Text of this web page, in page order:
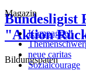
Bundesligist
"Aktion
Bildungspaten
Magazin
Kampagnen
neue caritas
Sozialcourage